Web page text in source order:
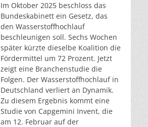
Im Oktober 2025 beschloss das
Bundeskabinett ein Gesetz, das
den Wasserstoffhochlauf
beschleunigen soll. Sechs Wochen
später kürzte dieselbe Koalition die
Fördermittel um 72 Prozent. Jetzt
zeigt eine Branchenstudie die
Folgen. Der Wasserstoffhochlauf in
Deutschland verliert an Dynamik.
Zu diesem Ergebnis kommt eine
Studie von Capgemini Invent, die
am 12. Februar auf der